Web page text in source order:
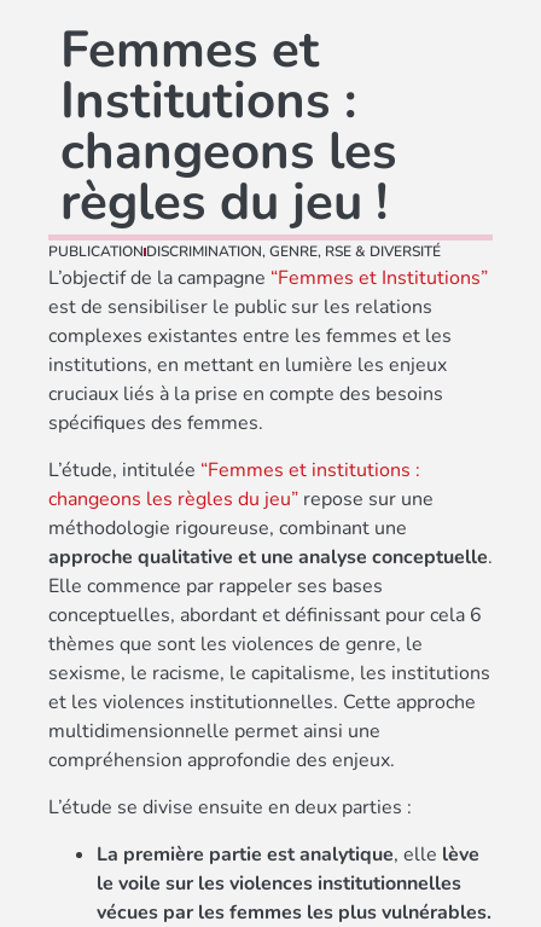
Femmes et
Institutions :
changeons les
règles du jeu !
PUBLICATION DISCRIMINATION,GENRE, RSE & DIVERSITÉ
L’objectif de la campagne “Femmes et Institutions”
est de sensibiliser le public sur les relations
complexes existantes entre les femmes et les
institutions, en mettant en lumière les enjeux
cruciaux liés à la prise en compte des besoins
spécifiques des femmes.
L’étude, intitulée “Femmes et institutions :
changeons les règles du jeu” repose sur une
méthodologie rigoureuse, combinant une
approche qualitative et une analyse conceptuelle.
Elle commence par rappeler ses bases
conceptuelles, abordant et définissant pour cela 6
thèmes que sont les violences de genre, le
sexisme, le racisme, le capitalisme, les institutions
et les violences institutionnelles. Cette approche
multidimensionnelle permet ainsi une
compréhension approfondie des enjeux.
L’étude se divise ensuite en deux parties :
La première partie est analytique, elle lève
le voile sur les violences institutionnelles
vécues par les femmes les plus vulnérables.